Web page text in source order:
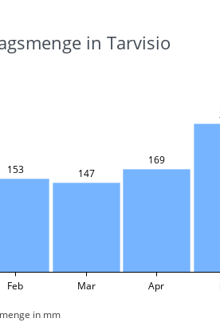
in Tarvisio
153 147
169
Feb Mar Apr
in mm